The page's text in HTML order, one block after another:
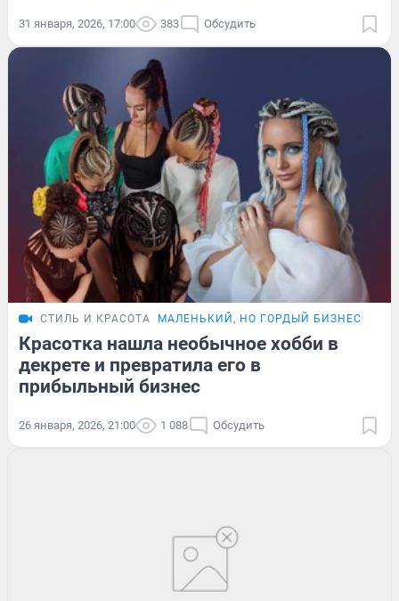
31 января, 2026, 17:00 383 Обсудить
СТИЛЬ И КРАСОТА МАЛЕНЬКИЙ, НО ГОРДЫЙ БИЗНЕС
Красотка нашла необычное хобби в
декрете и превратила его в
прибыльный бизнес
26 января, 2026, 21:00 1 088 Обсудить